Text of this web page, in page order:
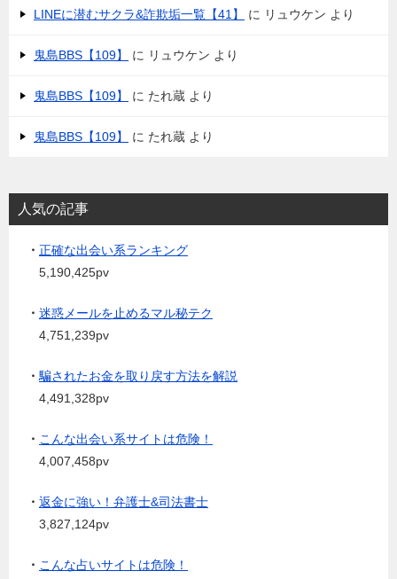
LINEに潜むサクラ&詐欺垢一覧【41】 に リュウケン より
鬼島BBS【109】 に リュウケン より
鬼島BBS【109】 に たれ蔵 より
鬼島BBS【109】 に たれ蔵 より
人気の記事
・ 正確な出会い系ランキング
5,190,425pv
・ 迷惑メールを止めるマル秘テク
4,751,239pv
・騙されたお金を取り戻す方法を解説
4,491,328pv
・ こんな出会い系サイトは危険！
4,007,458pv
・ 返金に強い！弁護士&司法書士
3,827,124pv
・ こんな占いサイトは危険！